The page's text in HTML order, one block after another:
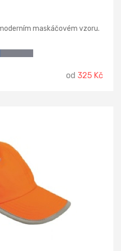
maskáčovém vzoru.
od 325 Kč